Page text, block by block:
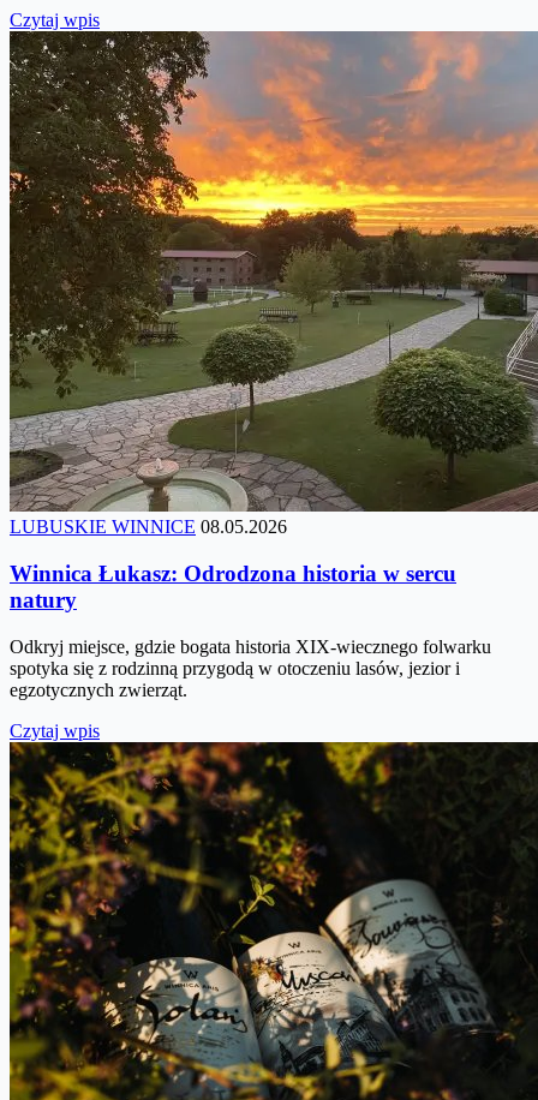
Czytaj wpis
LUBUSKIE WINNICE 08.05.2026
Winnica Łukasz: Odrodzona historia w sercu
natury
Odkryj miejsce, gdzie bogata historia XIX-wiecznego folwarku
spotyka się z rodzinną przygodą w otoczeniu lasów, jezior i
egzotycznych zwierząt.
Czytaj wpis